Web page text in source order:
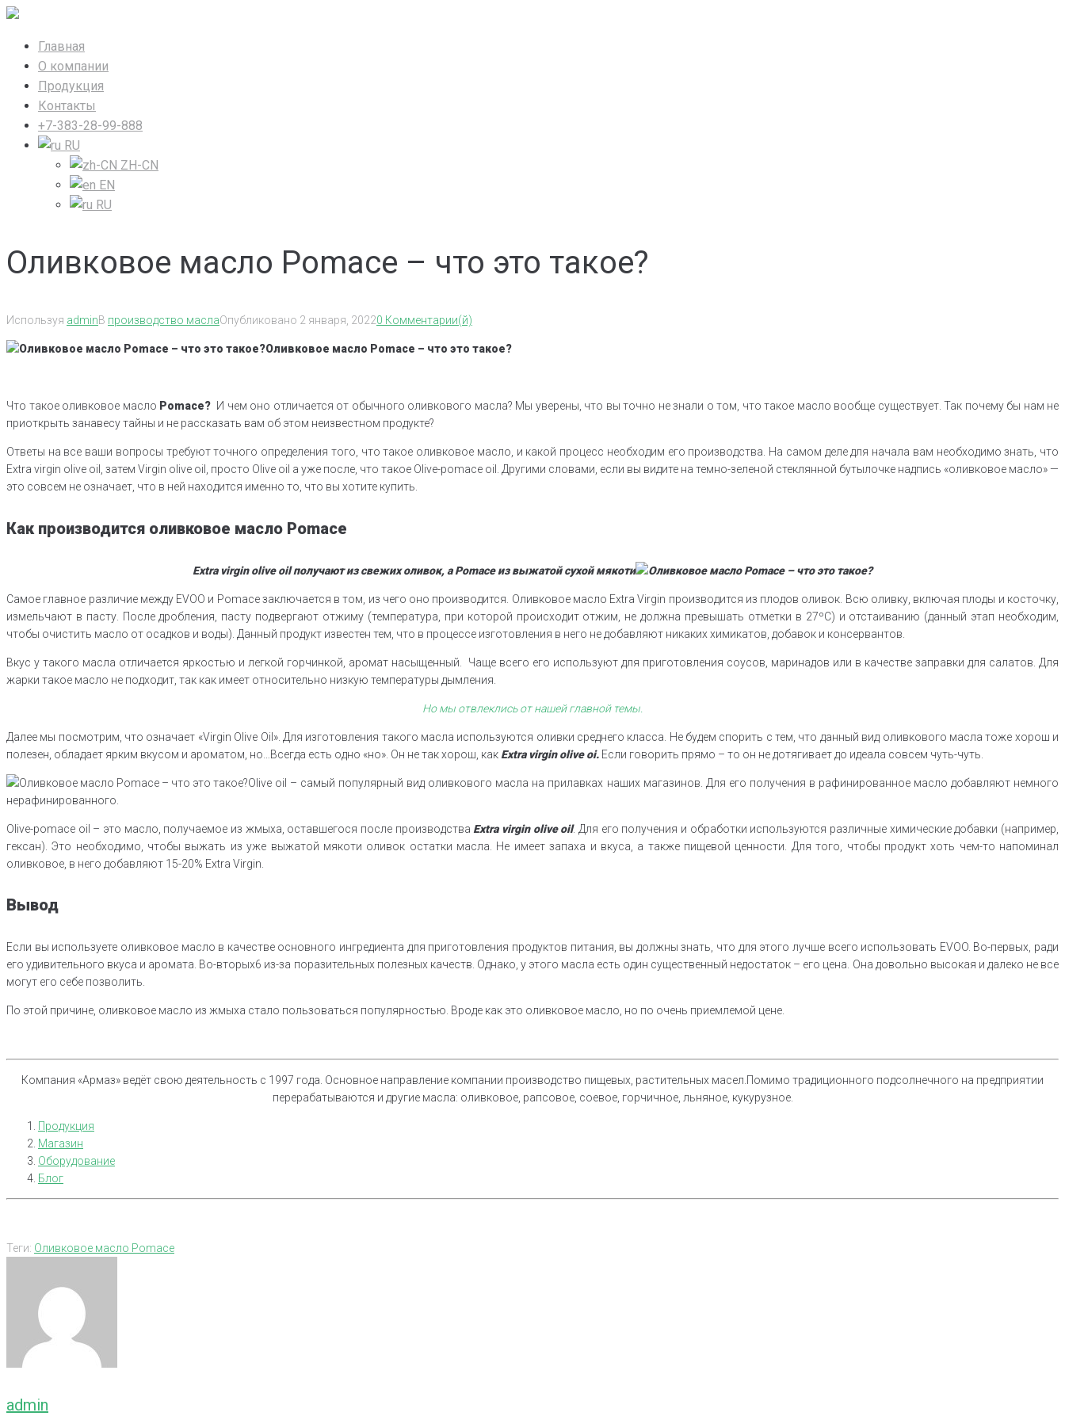
Перейти
контентуГлавная
О компании
Продукция
Контакты
+7-383-28-99-888
RU
ZH-CN
EN
RU
Оливковое масло Pomace – что это такое?
Используя adminВ производство маслаОпубликовано 2 января, 20220 Комментарии(й)
Оливковое масло Pomace – что это такое?
Что такое оливковое масло Pomace? И чем оно отличается от обычного оливкового масла? Мы уверены, что вы точно не знали о том, что такое масло вообще существует. Так почему бы нам не
приоткрыть занавесу тайны и не рассказать вам об этом неизвестном продукте?
Ответы на все ваши вопросы требуют точного определения того, что такое оливковое масло, и какой процесс необходим его производства. На самом деле для начала вам необходимо знать, что
Extra virgin olive oil, затем Virgin olive oil, просто Olive oil а уже после, что такое Olive-pomace oil. Другими словами, если вы видите на темно-зеленой стеклянной бутылочке надпись «оливковое масло» —
это совсем не означает, что в ней находится именно то, что вы хотите купить.
Как производится оливковое масло Pomace
Extra virgin olive oil получают из свежих оливок, а Pomace из выжатой сухой мякоти
Самое главное различие между EVOO и Pomace заключается в том, из чего оно производится. Оливковое масло Extra Virgin производится из плодов оливок. Всю оливку, включая плоды и косточку,
измельчают в пасту. После дробления, пасту подвергают отжиму (температура, при которой происходит отжим, не должна превышать отметки в 27ºС) и отстаиванию (данный этап необходим,
чтобы очистить масло от осадков и воды). Данный продукт известен тем, что в процессе изготовления в него не добавляют никаких химикатов, добавок и консервантов.
Вкус у такого масла отличается яркостью и легкой горчинкой, аромат насыщенный. Чаще всего его используют для приготовления соусов, маринадов или в качестве заправки для салатов. Для
жарки такое масло не подходит, так как имеет относительно низкую температуры дымления.
Но мы отвлеклись от нашей главной темы.
Далее мы посмотрим, что означает «Virgin Olive Oil». Для изготовления такого масла используются оливки среднего класса. Не будем спорить с тем, что данный вид оливкового масла тоже хорош и
полезен, обладает ярким вкусом и ароматом, но…Всегда есть одно «но». Он не так хорош, как Extra virgin olive oi. Если говорить прямо – то он не дотягивает до идеала совсем чуть-чуть.
Olive oil – самый популярный вид оливкового масла на прилавках наших магазинов. Для его получения в рафинированное масло добавляют немного
нерафинированного.
Olive-pomace oil – это масло, получаемое из жмыха, оставшегося после производства Extra virgin olive oil. Для его получения и обработки используются различные химические добавки (например,
гексан). Это необходимо, чтобы выжать из уже выжатой мякоти оливок остатки масла. Не имеет запаха и вкуса, а также пищевой ценности. Для того, чтобы продукт хоть чем-то напоминал
оливковое, в него добавляют 15-20% Extra Virgin.
Вывод
Если вы используете оливковое масло в качестве основного ингредиента для приготовления продуктов питания, вы должны знать, что для этого лучше всего использовать EVOO. Во-первых, ради
его удивительного вкуса и аромата. Во-вторых6 из-за поразительных полезных качеств. Однако, у этого масла есть один существенный недостаток – его цена. Она довольно высокая и далеко не все
могут его себе позволить.
По этой причине, оливковое масло из жмыха стало пользоваться популярностью. Вроде как это оливковое масло, но по очень приемлемой цене.
Компания «Армаз» ведёт свою деятельность с 1997 года. Основное направление компании производство пищевых, растительных масел.Помимо традиционного подсолнечного на предприятии
перерабатываются и другие масла: оливковое, рапсовое, соевое, горчичное, льняное, кукурузное.
Продукция
Магазин
Оборудование
Блог
Теги: Оливковое масло Pomace
admin